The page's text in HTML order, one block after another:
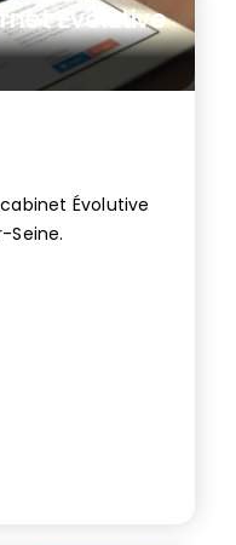
Evolutive
Évolutive
Seine.